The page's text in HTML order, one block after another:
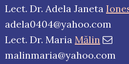
Lect. Dr. Adela Janeta
adela0404@yahoo.com
Lect. Dr. Maria Mălin
malinmaria@yahoo.com